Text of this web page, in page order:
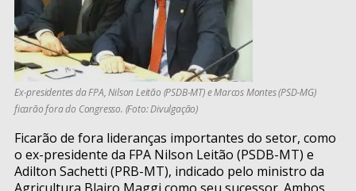
Ex-presidentes da FPA, Nilson Leitão (PSDB-MT) e Marcos Montes (PSD-MG)
ficarão fora do Congresso. (Foto: Divulgação)
Ficarão de fora lideranças importantes do setor, como
o ex-presidente da FPA Nilson Leitão (PSDB-MT) e
Adilton Sachetti (PRB-MT), indicado pelo ministro da